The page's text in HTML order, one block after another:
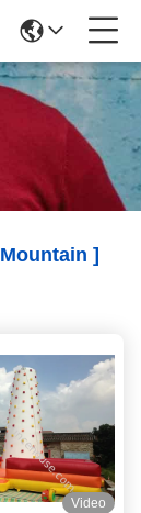
]
Video